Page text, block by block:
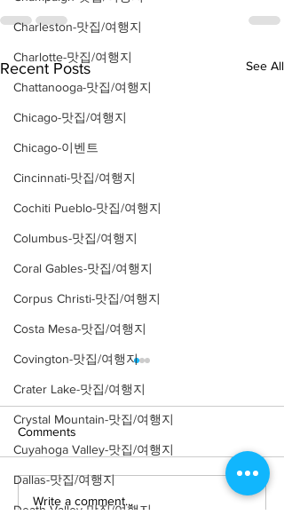
Charleston-맛집/여행지
Charlotte-맛집/여행지
Chattanooga-맛집/여행지
Chicago-맛집/여행지
Chicago-이벤트
Cincinnati-맛집/여행지
Cochiti Pueblo-맛집/여행지
Columbus-맛집/여행지
Coral Gables-맛집/여행지
Corpus Christi-맛집/여행지
Costa Mesa-맛집/여행지
Covington-맛집/여행지
Crater Lake-맛집/여행지
Crystal Mountain-맛집/여행지
Cuyahoga Valley-맛집/여행지
Dallas-맛집/여행지
Death Valley-맛집/여행지
Recent Posts See All
[여행지/일리노이 Chicago/
Comments
Write a comment...